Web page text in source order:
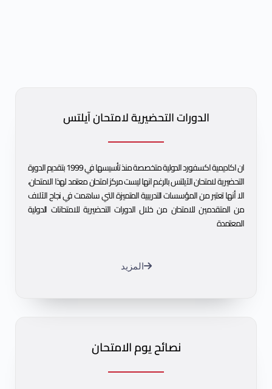
الدورات التحضيرية لامتحان آيلتس
ان اكاديمية اكسفورد الدولية متخصصة منذ تأسيسها في 1999 بتقديم الدورة
التحضيرية لامتحان الآيلتس بالرغم انها ليست مركز امتحان معتمد لهذا الامتحان،
الا أنها تعتبر من المؤسسات التدريبية المتميزة التي ساهمت في نجاح الآلاف
من المتقدمين للامتحان من خلال الدورات التحضيرية للامتحانات الدولية
المعتمدة
المزيد
نصائح يوم الامتحان